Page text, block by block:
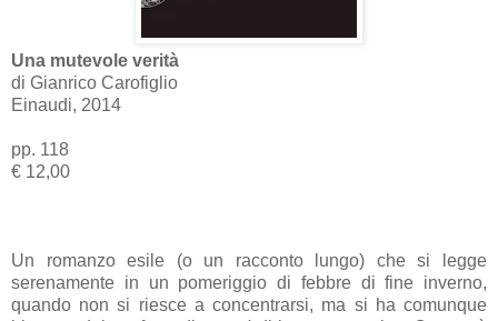
Una mutevole verità
di Gianrico Carofiglio
Einaudi, 2014
pp. 118
€ 12,00
Un romanzo esile (o un racconto lungo) che si legge
serenamente in un pomeriggio di febbre di fine inverno,
quando non si riesce a concentrarsi, ma si ha comunque